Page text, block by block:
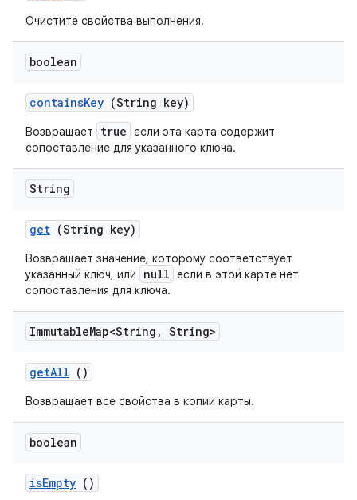
Очистите свойства выполнения.
boolean
containsKey (String key)
Возвращает true если эта карта содержит
сопоставление для указанного ключа.
String
get (String key)
Возвращает значение, которому соответствует
указанный ключ, или
null если в этой карте нет
сопоставления для ключа.
ImmutableMap<String , String>
getAll ()
Возвращает все свойства в копии карты.
boolean
isEmpty ()